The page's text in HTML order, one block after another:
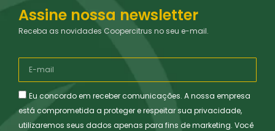
Assine nossa newsletter
Receba as novidades Coopercitrus no seu e-mail.
Eu concordo em receber comunicações. A nossa empresa
está comprometida a proteger e respeitar sua privacidade,
utilizaremos seus dados apenas para fins de marketing. Você